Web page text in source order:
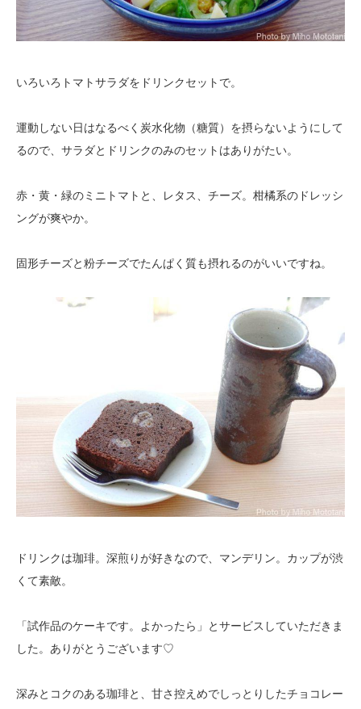
いろいろトマトサラダをドリンクセットで。
運動しない日はなるべく炭水化物（糖質）を摂らないようにして
るので、サラダとドリンクのみのセットはありがたい。
赤・黄・緑のミニトマトと、レタス、チーズ。柑橘系のドレッシ
ングが爽やか。
固形チーズと粉チーズでたんぱく質も摂れるのがいいですね。
ドリンクは珈琲。深煎りが好きなので、マンデリン。カップが渋
くて素敵。
「試作品のケーキです。よかったら」とサービスしていただきま
した。ありがとうございます♡
深みとコクのある珈琲と、甘さ控えめでしっとりしたチョコレー